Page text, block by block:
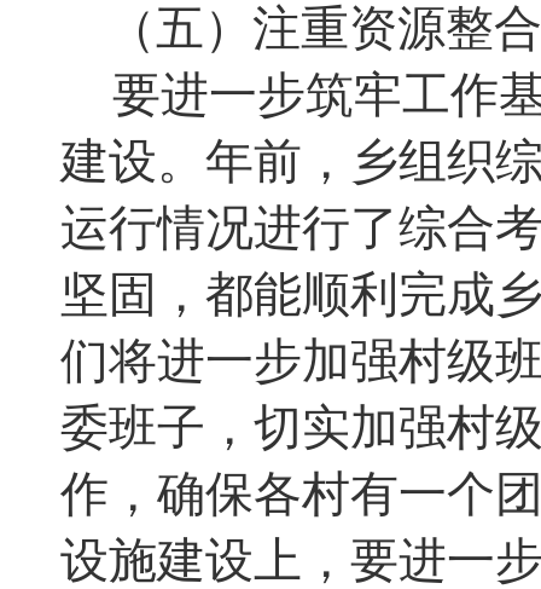
（五）注重资源整
要进一步筑牢工作
建设。 年前，乡组织
运行情况进行了综合
坚固 ， 都能顺利完成
们将进一步加强村级
委班子 ， 切实加强村
作 ， 确保各村有一个
设施建设上 ， 要进一